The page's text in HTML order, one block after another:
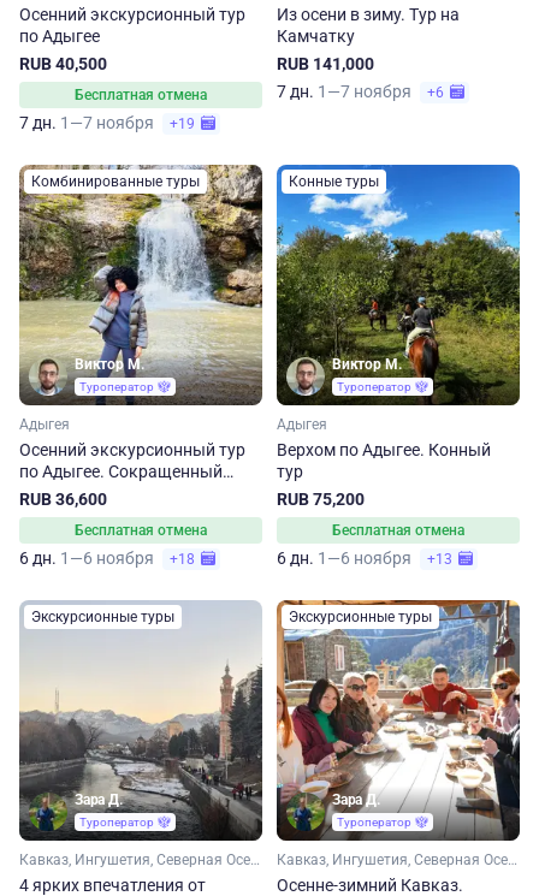
Осенний экскурсионный тур
по Адыгее
RUB 40,500
Бесплатная отмена
7 дн. 1—7 ноября +19
Из осени в зиму. Тур на
Камчатку
RUB 141,000
7 дн. 1—7 ноября +6
Комбинированные туры
Виктор М.
Туроператор
Адыгея
Осенний экскурсионный тур
по Адыгее. Сокращенный
маршрут
RUB 36,600
Бесплатная отмена
6 дн. 1—6 ноября +18
Конные туры
Виктор М.
Туроператор
Адыгея
Верхом по Адыгее. Конный
тур
RUB 75,200
Бесплатная отмена
6 дн. 1—6 ноября +13
Экскурсионные туры
Зара Д.
Туроператор
Кавказ, Ингушетия, Северная Осетия, Кабардино-Балкария, Чечня
4 ярких впечатления от
Экскурсионные туры
Зара Д.
Туроператор
Кавказ, Ингушетия, Северная Осетия, Чечня
Осенне-зимний Кавказ.